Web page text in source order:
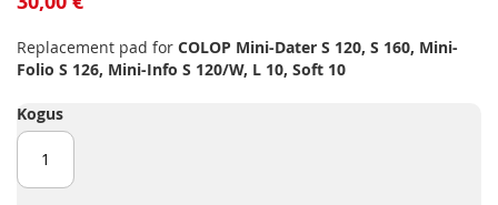
the
of
the
gallery
Replacement pad for COLOP Mini-Dater S 120, S 160, Mini-
Folio S 126, Mini-Info S 120/W, L 10, Soft 10
Kogus